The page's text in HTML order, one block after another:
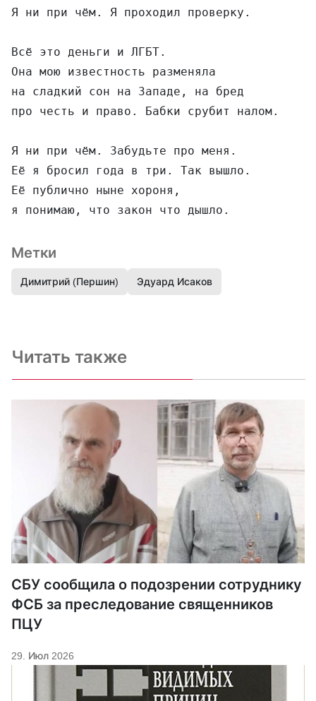
Я ни при чём. Я проходил проверку.
Всё это деньги и ЛГБТ.
Она мою известность разменяла
на сладкий сон на Западе, на бред
про честь и право. Бабки срубит налом.
Я ни при чём. Забудьте про меня.
Её я бросил года в три. Так вышло.
Её публично ныне хороня,
Метки
Димитрий (Першин) Эдуард Исаков
Читать также
СБУ сообщила о подозрении сотруднику
ФСБ за преследование священников
ПЦУ
29. Июл 2026